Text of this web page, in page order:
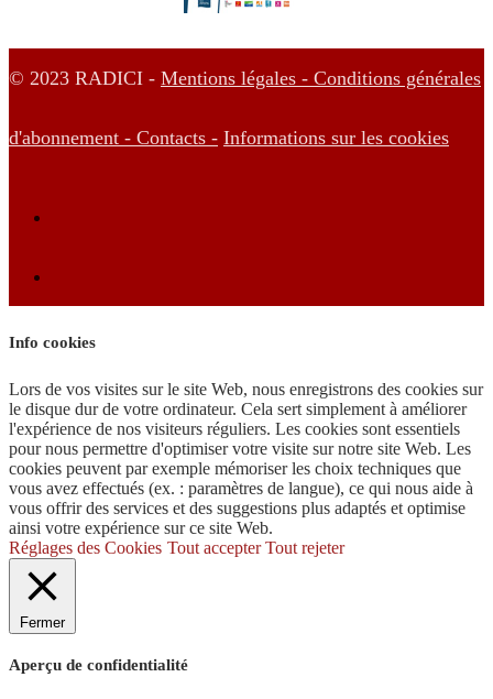
© 2023 RADICI - Mentions légales - Conditions générales
d'abonnement - Contacts - Informations sur les cookies
Info cookies
Lors de vos visites sur le site Web, nous enregistrons des cookies sur
le disque dur de votre ordinateur. Cela sert simplement à améliorer
l'expérience de nos visiteurs réguliers. Les cookies sont essentiels
pour nous permettre d'optimiser votre visite sur notre site Web. Les
cookies peuvent par exemple mémoriser les choix techniques que
vous avez effectués (ex. : paramètres de langue), ce qui nous aide à
vous offrir des services et des suggestions plus adaptés et optimise
ainsi votre expérience sur ce site Web.
Réglages des Cookies Tout accepter Tout rejeter
Fermer
Aperçu de confidentialité